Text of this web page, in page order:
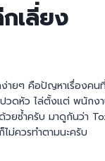
เลี่ยง
ายๆ คือปัญหาเรื่องค
ดหัว ไล่ตั้งแต่ พนักง
ยซ้ำครับ มาดูกันว่า
ม่ควรทำตามนะครับ